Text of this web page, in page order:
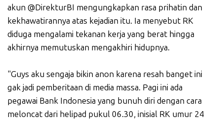
akun @DirekturBI mengungkapkan rasa prihatin dan
kekhawatirannya atas kejadian itu. Ia menyebut RK
diduga mengalami tekanan kerja yang berat hingga
akhirnya memutuskan mengakhiri hidupnya.
"Guys aku sengaja bikin anon karena resah banget ini
gak jadi pemberitaan di media massa. Pagi ini ada
pegawai Bank Indonesia yang bunuh diri dengan cara
meloncat dari helipad pukul 06.30, inisial RK umur 24